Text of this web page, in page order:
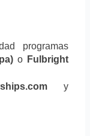
programas
o Fulbright
y